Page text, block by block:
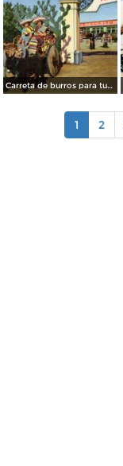
Carreta de burros para turistas
1 2